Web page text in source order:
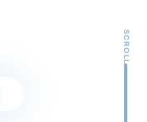
SCROLL